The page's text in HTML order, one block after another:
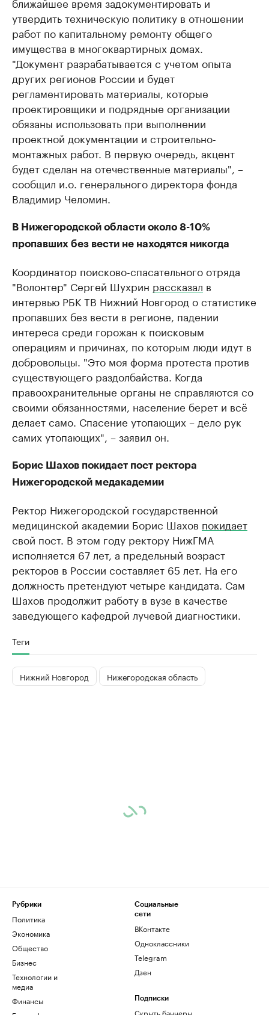
утвердить техническую политику в отношении
работ по капитальному ремонту общего
имущества в многоквартирных домах.
"Документ разрабатывается с учетом опыта
других регионов России и будет
регламентировать материалы, которые
проектировщики и подрядные организации
обязаны использовать при выполнении
проектной документации и строительно-
монтажных работ. В первую очередь, акцент
будет сделан на отечественные материалы", –
сообщил и.о. генерального директора фонда
Владимир Челомин.
В Нижегородской области около 8-10%
пропавших без вести не находятся никогда
Координатор поисково-спасательного отряда
"Волонтер" Сергей Шухрин рассказал в
интервью РБК ТВ Нижний Новгород о статистике
пропавших без вести в регионе, падении
интереса среди горожан к поисковым
операциям и причинах, по которым люди идут в
добровольцы. "Это моя форма протеста против
существующего раздолбайства. Когда
правоохранительные органы не справляются со
своими обязанностями, население берет и всё
делает само. Спасение утопающих – дело рук
самих утопающих", – заявил он.
Борис Шахов покидает пост ректора
Нижегородской медакадемии
Ректор Нижегородской государственной
медицинской академии Борис Шахов покидает
свой пост. В этом году ректору НижГМА
исполняется 67 лет, а предельный возраст
ректоров в России составляет 65 лет. На его
должность претендуют четыре кандидата. Сам
Шахов продолжит работу в вузе в качестве
заведующего кафедрой лучевой диагностики.
Теги
Нижний Новгород Нижегородская область
Рубрики
Политика
Экономика
Общество
Бизнес
Технологии и
медиа
Финансы
Социальные
сети
ВКонтакте
Одноклассники
Telegram
Дзен
Подписки
Скрыть баннеры